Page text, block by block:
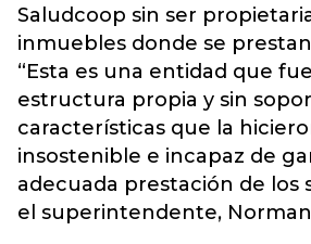
Saludcoop sin ser
inmuebles donde se
“Esta es una entidad que
estructura propia y sin
características que la
insostenible e incapaz de
adecuada prestación de los
el superintendente,